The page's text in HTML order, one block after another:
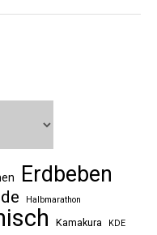
Erdbeben
Halbmarathon
Kamakura KDE